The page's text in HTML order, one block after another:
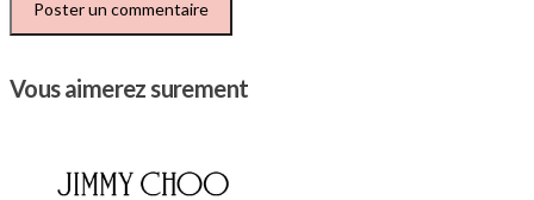
Vous aimerez surement